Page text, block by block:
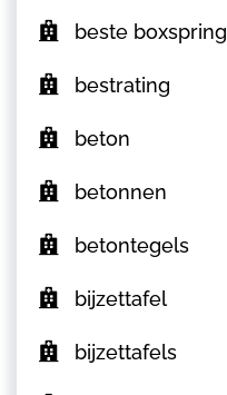
beste boxspring
bestrating
beton
betonnen
betontegels
bijzettafel
bijzettafels